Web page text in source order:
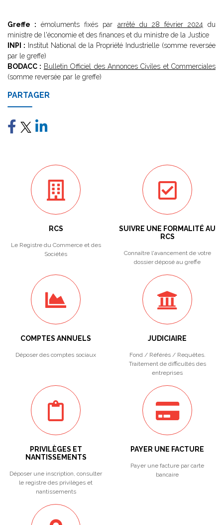
Greffe : émoluments fixés par arrêté du 28 février 2024 du
ministre de l'économie et des finances et du ministre de la Justice
INPI : Institut National de la Propriété Industrielle (somme reversée
par le greffe)
BODACC : Bulletin Officiel des Annonces Civiles et Commerciales
(somme reversée par le greffe)
PARTAGER
RCS
Le Registre du Commerce et des
Sociétés
SUIVRE UNE FORMALITÉ AU
RCS
Connaître l'avancement de votre
dossier déposé au greffe
COMPTES ANNUELS
Déposer des comptes sociaux
JUDICIAIRE
Fond / Référés / Requêtes.
Traitement de difficultés des
entreprises
PRIVILÈGES ET
NANTISSEMENTS
Déposer une inscription, consulter
le registre des privilèges et
nantissements
PAYER UNE FACTURE
Payer une facture par carte
bancaire